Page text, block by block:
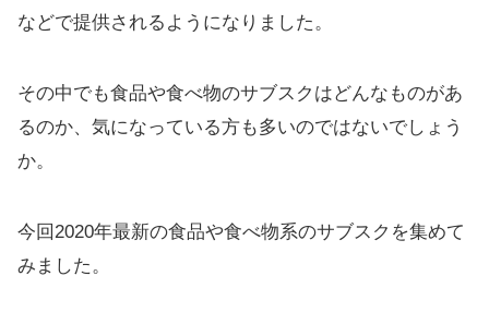
などで提供されるようになりました。
その中でも食品や食べ物のサブスクはどんなものがあ
るのか、気になっている方も多いのではないでしょう
か。
今回2020年最新の食品や食べ物系のサブスクを集めて
みました。